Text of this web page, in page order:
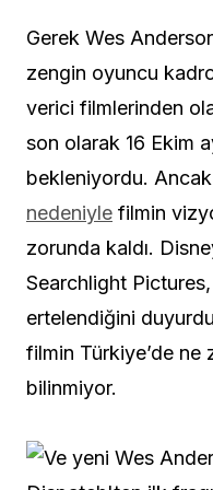
Gerek Wes
zengin oyuncu
verici filmlerinden
son olarak 16 Ekim
bekleniyordu. Ancak
nedeniyle filmin
zorunda kaldı.
Searchlight
ertelendiğini
filmin Türkiye’de
bilinmiyor.